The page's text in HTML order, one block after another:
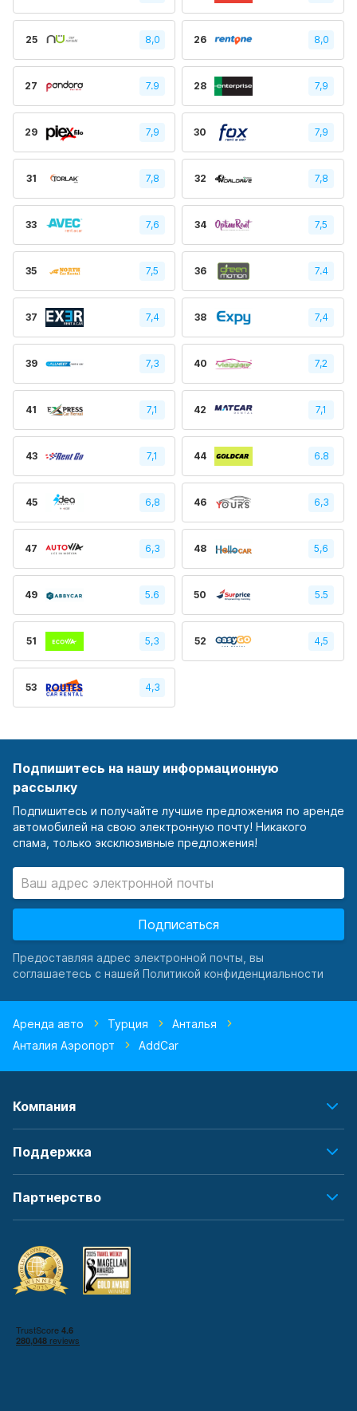
25 8,0 26 8,0
27 7.9 28 7,9
29 7,9 30 7,9
31 7,8 32 7,8
33 7,6 34 7,5
35 7,5 36 7.4
37 7,4 38 7,4
39 7,3 40 7,2
41 7,1 42 7,1
43 7,1 44 6.8
45 6,8 46 6,3
47 6,3 48 5,6
49 5.6 50 5.5
51 5,3 52 4,5
53 4,3
Подпишитесь на нашу информационную
рассылку
Подпишитесь и получайте лучшие предложения по аренде
автомобилей на свою электронную почту! Никакого
спама, только эксклюзивные предложения!
Подписаться
Предоставляя адрес электронной почты, вы
соглашаетесь с нашей Политикой конфиденциальности
Аренда авто Турция
Анталья
Анталия Аэропорт
AddCar
Компания
Поддержка
Партнерство